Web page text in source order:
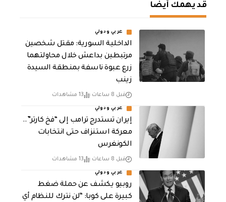
قد يهمك أيضا
عربي ودولي
الداخلية السورية: مقتل شخصين
مرتبطين بداعش خلال محاولتهما
زرع عبوة ناسفة بمنطقة السيدة
زينب
قبل 8 ساعات 13 مشاهدات
عربي ودولي
إيران تستدرج ترامب إلى “فخ كارتر”..
معركة استنزاف حتى انتخابات
الكونغرس
قبل 8 ساعات 13 مشاهدات
عربي ودولي
روبيو يكشف عن حملة ضغط
كبيرة على كوبا: “لن نترك للنظام أي